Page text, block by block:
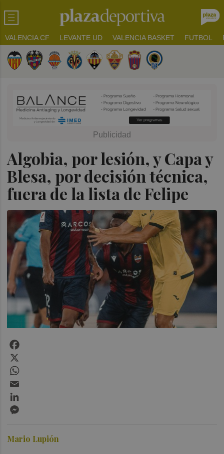
VALENCIA CF LEVANTE UD VALENCIA BASKET FUTBOL
Algobia, por lesión, y Capa y
Blesa, por decisión técnica,
fuera de la lista de Felipe
Mario Lupión